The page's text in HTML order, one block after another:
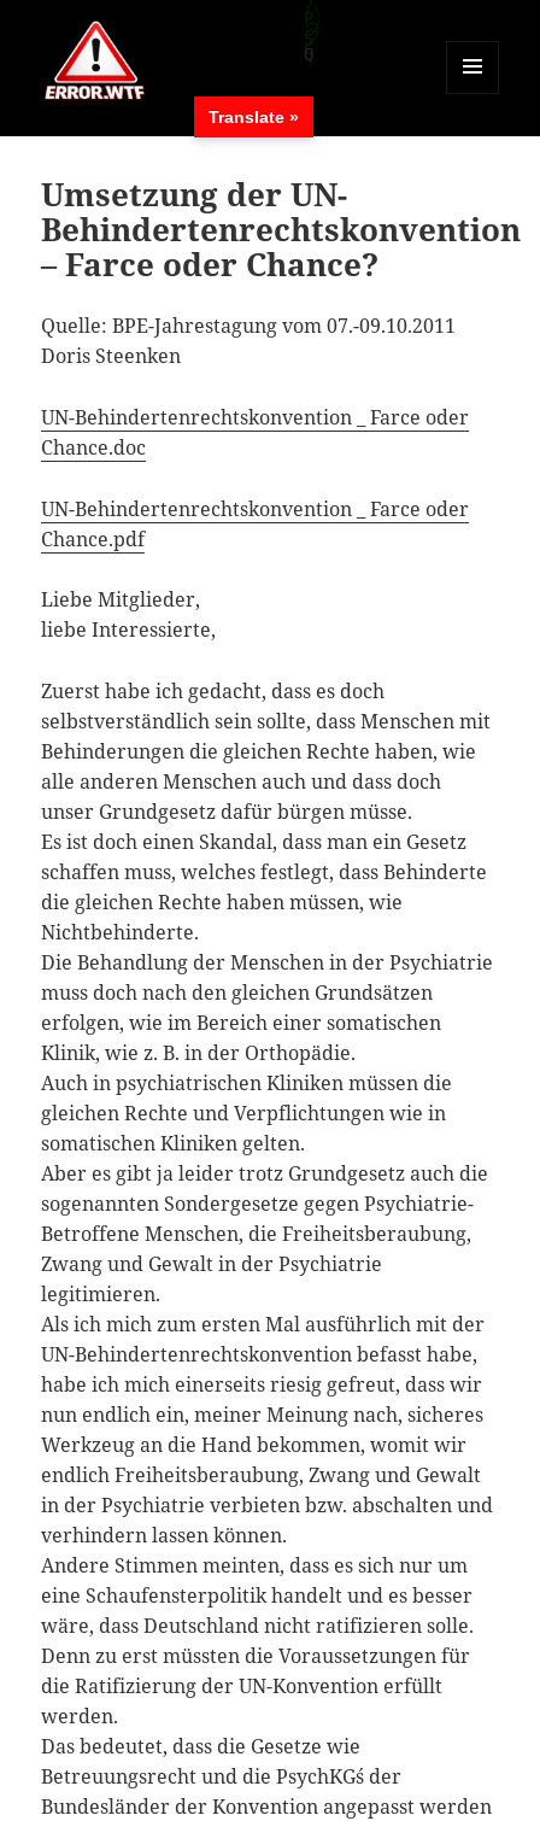
MENÜ
WIDGETS
Umsetzung der UN-
Behindertenrechtskonvention
– Farce oder Chance?
Quelle: BPE-Jahrestagung vom 07.-09.10.2011
Doris Steenken
UN-Behindertenrechtskonvention _ Farce oder
Chance.doc
UN-Behindertenrechtskonvention _ Farce oder
Chance.pdf
Liebe Mitglieder,
liebe Interessierte,
Zuerst habe ich gedacht, dass es doch
selbstverständlich sein sollte, dass Menschen mit
Behinderungen die gleichen Rechte haben, wie
alle anderen Menschen auch und dass doch
unser Grundgesetz dafür bürgen müsse.
Es ist doch einen Skandal, dass man ein Gesetz
schaffen muss, welches festlegt, dass Behinderte
die gleichen Rechte haben müssen, wie
Nichtbehinderte.
Die Behandlung der Menschen in der Psychiatrie
muss doch nach den gleichen Grundsätzen
erfolgen, wie im Bereich einer somatischen
Klinik, wie z. B. in der Orthopädie.
Auch in psychiatrischen Kliniken müssen die
gleichen Rechte und Verpflichtungen wie in
somatischen Kliniken gelten.
Aber es gibt ja leider trotz Grundgesetz auch die
sogenannten Sondergesetze gegen Psychiatrie-
Betroffene Menschen, die Freiheitsberaubung,
Zwang und Gewalt in der Psychiatrie
legitimieren.
Als ich mich zum ersten Mal ausführlich mit der
UN-Behindertenrechtskonvention befasst habe,
habe ich mich einerseits riesig gefreut, dass wir
nun endlich ein, meiner Meinung nach, sicheres
Werkzeug an die Hand bekommen, womit wir
endlich Freiheitsberaubung, Zwang und Gewalt
in der Psychiatrie verbieten bzw. abschalten und
verhindern lassen können.
Andere Stimmen meinten, dass es sich nur um
eine Schaufensterpolitik handelt und es besser
wäre, dass Deutschland nicht ratifizieren solle.
Denn zu erst müssten die Voraussetzungen für
die Ratifizierung der UN-Konvention erfüllt
werden.
Das bedeutet, dass die Gesetze wie
Betreuungsrecht und die PsychKG´s der
Bundesländer der Konvention angepasst werden
Translate »